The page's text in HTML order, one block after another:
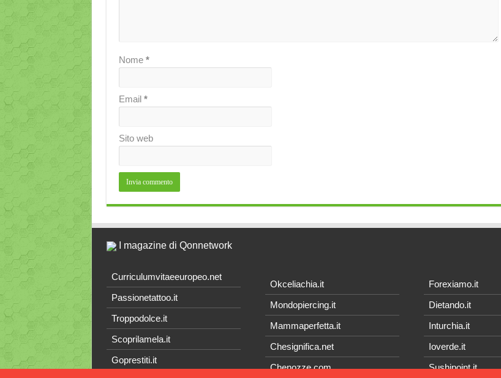
Nome *
Email *
Sito web
I magazine di Qonnetwork
Curriculumvitaeeuropeo.net
Passionetattoo.it
Troppodolce.it
Scoprilamela.it
Goprestiti.it
Okceliachia.it
Mondopiercing.it
Mammaperfetta.it
Chesignifica.net
Chenozze.com
Forexiamo.it
Dietando.it
Inturchia.it
Ioverde.it
Sushipoint.it